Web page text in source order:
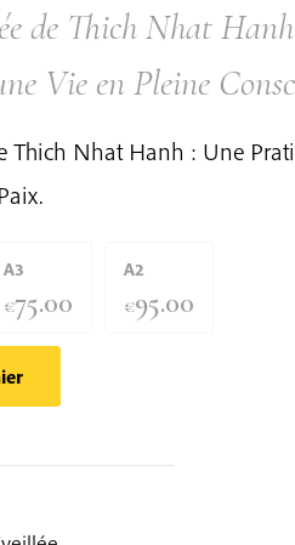
de Thich Nhat
Vie en Pleine
Thich Nhat Hanh : Une
A3
€75.00
A2
€95.00